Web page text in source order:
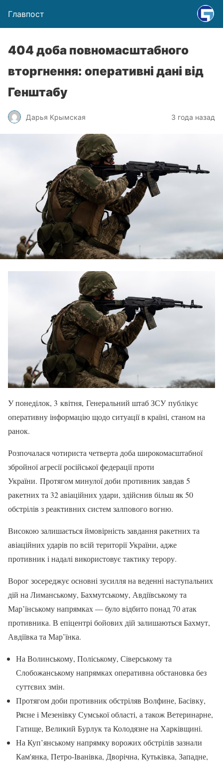
Главпост
404 доба повномасштабного
вторгнення: оперативні дані від
Генштабу
Дарья Крымская 3 года назад
У понеділок, 3 квітня, Генеральний штаб ЗСУ публікує
оперативну інформацію щодо ситуації в країні, станом на
ранок.
Розпочалася чотириста четверта доба широкомасштабної
збройної агресії російської федерації проти
України. Протягом минулої доби противник завдав 5
ракетних та 32 авіаційних удари, здійснив більш як 50
обстрілів з реактивних систем залпового вогню.
Високою залишається ймовірність завдання ракетних та
авіаційних ударів по всій території України, адже
противник і надалі використовує тактику терору.
Ворог зосереджує основні зусилля на веденні наступальних
дій на Лиманському, Бахмутському, Авдіївському та
Мар’їнському напрямках — було відбито понад 70 атак
противника. В епіцентрі бойових дій залишаються Бахмут,
Авдіївка та Мар’їнка.
На Волинському, Поліському, Сіверському та
Слобожанському напрямках оперативна обстановка без
суттєвих змін.
Протягом доби противник обстріляв Волфине, Басівку,
Рясне і Мезенівку Сумської області, а також Ветеринарне,
Гатище, Великий Бурлук та Колодязне на Харківщині.
На Куп’янському напрямку ворожих обстрілів зазнали
Кам'янка, Петро-Іванівка, Дворічна, Кутьківка, Западне,